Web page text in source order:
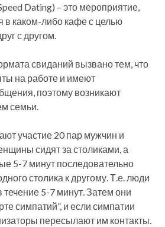
Dating) – это мероприятие,
в каком-либо кафе с целью
с другом.
свиданий вызвано тем, что
на работе и имеют
поэтому возникают
семьи.
участие 20 пар мужчин и
сидят за столиками, а
5-7 минут последовательно
столика к другому. Т.е. люди
течение 5-7 минут. Затем они
симпатий”, и если симпатии
пересылают им контакты.